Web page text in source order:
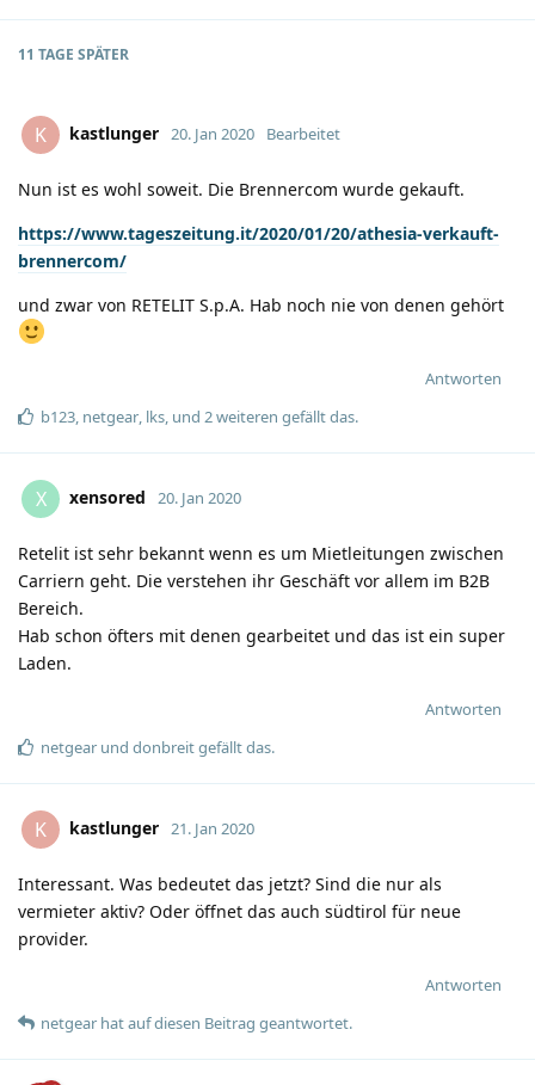
11 TAGE SPÄTER
K kastlunger 20. Jan 2020 Bearbeitet
Nun ist es wohl soweit. Die Brennercom wurde gekauft.
https://www.tageszeitung.it/2020/01/20/athesia-verkauft-
brennercom/
und zwar von RETELIT S.p.A. Hab noch nie von denen gehört
Antworten
b123, netgear, lks, und 2weiteren gefällt das.
X xensored 20. Jan 2020
Retelit ist sehr bekannt wenn es um Mietleitungen zwischen
Carriern geht. Die verstehen ihr Geschäft vor allem im B2B
Bereich.
Hab schon öfters mit denen gearbeitet und das ist ein super
Laden.
Antworten
netgear und donbreitgefällt das.
K kastlunger 21. Jan 2020
Interessant. Was bedeutet das jetzt? Sind die nur als
vermieter aktiv? Oder öffnet das auch südtirol für neue
provider.
Antworten
netgear hatauf diesen Beitrag geantwortet.